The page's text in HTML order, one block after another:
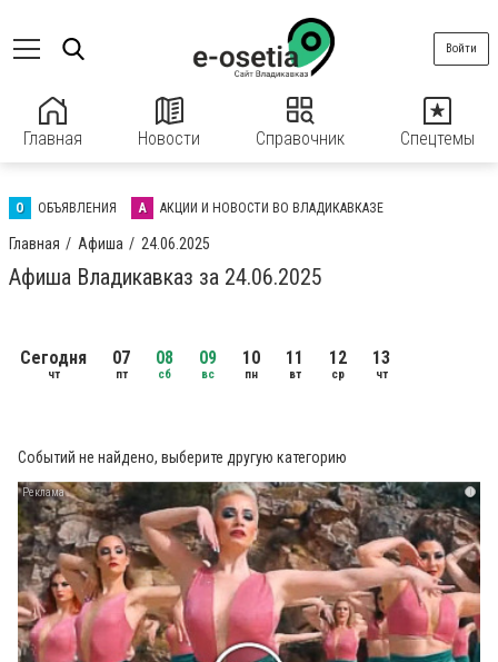
Главная Новости Справочник Спецтемы
Войти
О ОБЪЯВЛЕНИЯ А АКЦИИ И НОВОСТИ ВО ВЛАДИКАВКАЗЕ
Главная Афиша 24.06.2025
Афиша Владикавказ за 24.06.2025
Сегодня
чт
07
пт
08
сб
09
вс
10
пн
11
вт
12
ср
13
чт
Событий не найдено, выберите другую категорию
i